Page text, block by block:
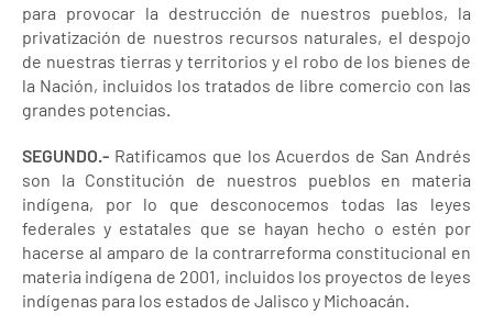
para provocar la destrucción de nuestros pueblos, la
privatización de nuestros recursos naturales, el despojo
de nuestras tierras y territorios y el robo de los bienes de
la Nación, incluidos los tratados de libre comercio con las
grandes potencias.
SEGUNDO.- Ratificamos que los Acuerdos de San Andrés
son la Constitución de nuestros pueblos en materia
indígena, por lo que desconocemos todas las leyes
federales y estatales que se hayan hecho o estén por
hacerse al amparo de la contrarreforma constitucional en
materia indígena de 2001, incluidos los proyectos de leyes
indígenas para los estados de Jalisco y Michoacán.